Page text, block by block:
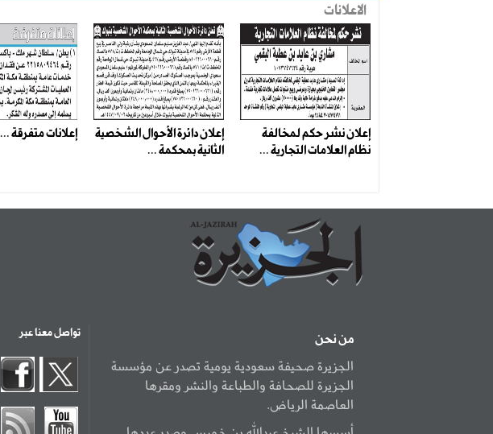
الاعلانات
إعلان نشر حكم لمخالفة
نظام العلامات التجارية ...
إعلان دائرة الأحوال الشخصية
الثانية بمحكمة ...
إعلانات متفرقة ...
من نحن
الجزيرة صحيفة سعودية يومية تصدر عن مؤسسة
الجزيرة للصحافة والطباعة والنشر ومقرها
العاصمة الرياض.
تواصل معنا عبر